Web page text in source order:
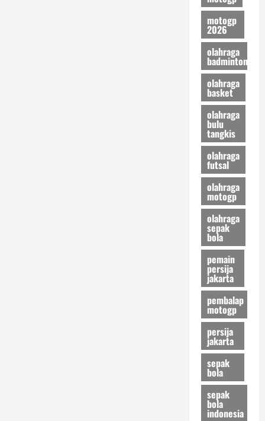
motogp
2026
olahraga
badminton
olahraga
basket
olahraga
bulu
tangkis
olahraga
futsal
olahraga
motogp
olahraga
sepak
bola
pemain
persija
jakarta
pembalap
motogp
persija
jakarta
sepak
bola
sepak
bola
indonesia